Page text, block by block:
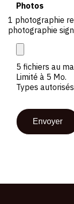
Photos
1 photographie
photographie
5 fichiers au
Limité à 5 Mo.
Types